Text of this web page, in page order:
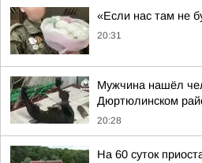
«Если нас там не
20:31
Мужчина нашёл
Дюртюлинском
20:28
На 60 суток